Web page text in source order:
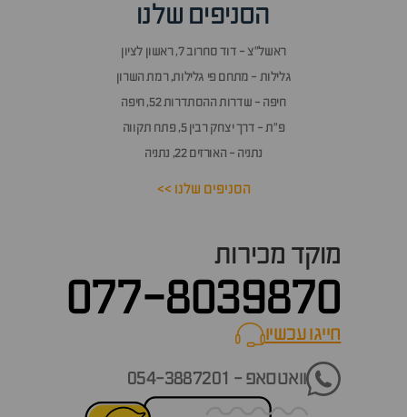
הסניפים שלנו
ראשל״צ - דוד סחרוב 7, ראשון לציון
גלילות - מתחם פי גלילות, רמת השרון
חיפה - שדרות ההסתדרות 52, חיפה
פ״ת - דרך יצחק רבין 5, פתח תקווה
נתניה - האורזים 22, נתניה
הסניפים שלנו >>
מוקד מכירות
077-8039870
חייגו עכשיוcall now
וואטסאפ - 054-3887201